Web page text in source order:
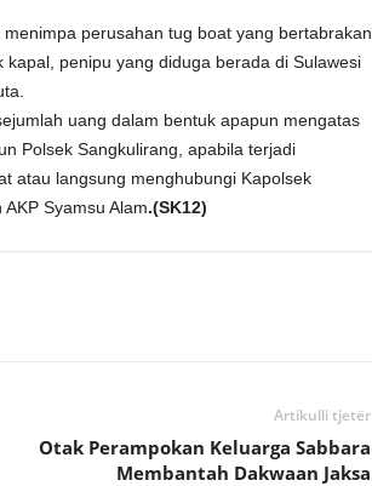
perusahan tug boat yang bertabrakan
penipu yang diduga berada di Sulawesi
uang dalam bentuk apapun mengatas
Polsek Sangkulirang, apabila terjadi
atau langsung menghubungi Kapolsek
Syamsu Alam.(SK12)
Artikulli tjetër
Otak Perampokan Keluarga Sabbara
Membantah Dakwaan Jaksa